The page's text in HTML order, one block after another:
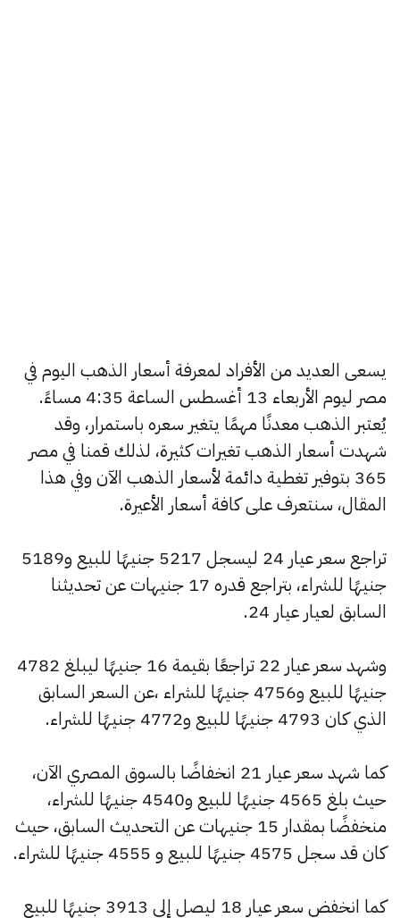
يسعى العديد من الأفراد لمعرفة أسعار الذهب اليوم في
مصر ليوم الأربعاء 13 أغسطس الساعة 4:35 مساءً.
يُعتبر الذهب معدنًا مهمًا يتغير سعره باستمرار، وقد
شهدت أسعار الذهب تغيرات كثيرة، لذلك قمنا في مصر
365 بتوفير تغطية دائمة لأسعار الذهب الآن وفي هذا
المقال، سنتعرف على كافة أسعار الأعيرة.
تراجع سعر عيار 24 ليسجل 5217 جنيهًا للبيع و5189
جنيهًا للشراء، بتراجع قدره 17 جنيهات عن تحديثنا
السابق لعيار عيار 24.
وشهد سعر عيار 22 تراجعًا بقيمة 16 جنيهًا ليبلغ 4782
جنيهًا للبيع و4756 جنيهًا للشراء ،عن السعر السابق
الذي كان 4793 جنيهًا للبيع و4772 جنيهًا للشراء.
كما شهد سعر عيار 21 انخفاضًا بالسوق المصري الآن،
حيث بلغ 4565 جنيهًا للبيع و4540 جنيهًا للشراء،
منخفضًا بمقدار 15 جنيهات عن التحديث السابق، حيث
كان قد سجل 4575 جنيهًا للبيع و 4555 جنيهًا للشراء.
كما انخفض سعر عيار 18 ليصل إلى 3913 جنيهًا للبيع